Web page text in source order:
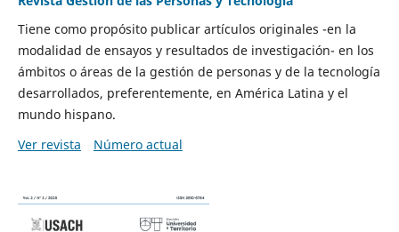
Tiene como propósito publicar artículos originales -en la
modalidad de ensayos y resultados de investigación- en los
ámbitos o áreas de la gestión de personas y de la tecnología
desarrollados, preferentemente, en América Latina y el
mundo hispano.
Ver revista
Número actual